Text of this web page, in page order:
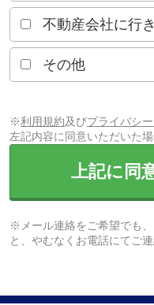
不動産会社に行
その他
※利用規約及びプライバシ
左記内容に同意いただいた
上記に同
※メール連絡をご希望でも
と、やむなくお電話にてご